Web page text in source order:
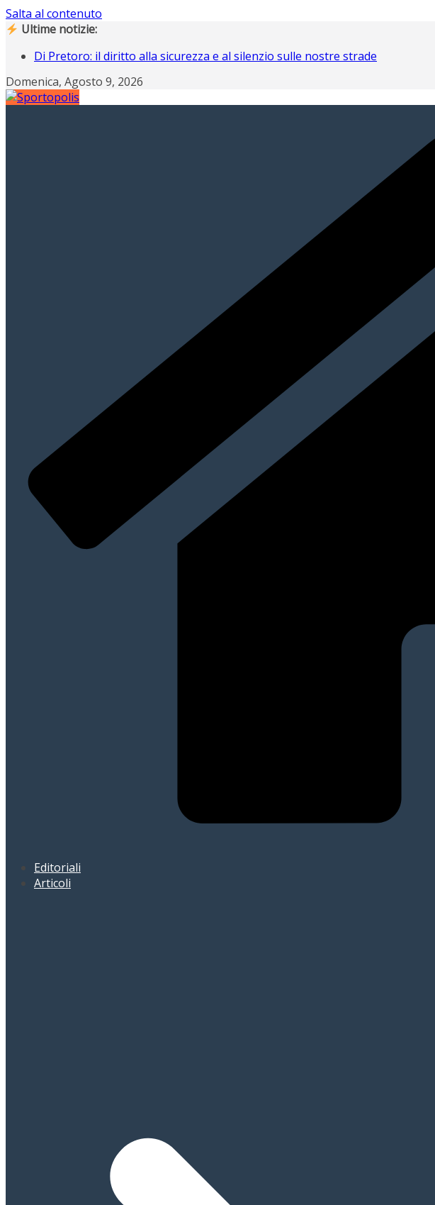
Salta al contenuto
Ultime notizie:
Di Pretoro: il diritto alla sicurezza e al silenzio sulle nostre strade
Operazione Nostalgia svela i protagonisti del raduno di Ancona
Campiani italiani 3D di Schilpario: assegnati i tricolori individuali e a squadre
Domenica, Agosto 9, 2026
Editoriali
Articoli